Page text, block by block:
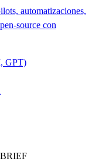
automatizaciones,
source con
GPT)